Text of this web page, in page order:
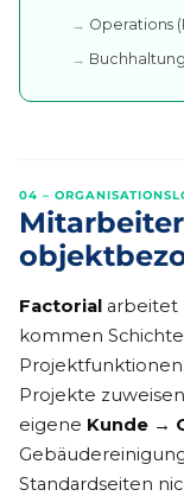
Operations
04 –
Factorial arbeitet
kommen
Projekte
eigene Kunde →
Standardseiten